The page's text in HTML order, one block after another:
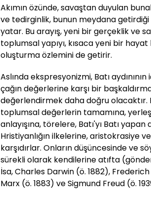
Akımın özünde, savaştan duyulan
ve tedirginlik, bunun meydana getirdiği
yatar. Bu arayış, yeni bir gerçeklik ve
toplumsal yapıyı, kısaca yeni bir
oluşturma özlemini de getirir.
Aslında ekspresyonizmi, Batı
çağın değerlerine karşı bir başkaldırma
değerlendirmek daha doğru olacaktır.
toplumsal değerlerin tamamına,
anlayışına, törelere, Batı'yı Batı
Hristiyanlığın ilkelerine, aristokrasiye
karşıdırlar. Onların düşüncesinde ve
sürekli olarak kendilerine atıfta
İsa, Charles Darwin (ö. 1882),
Marx (ö. 1883) ve Sigmund Freud (ö.